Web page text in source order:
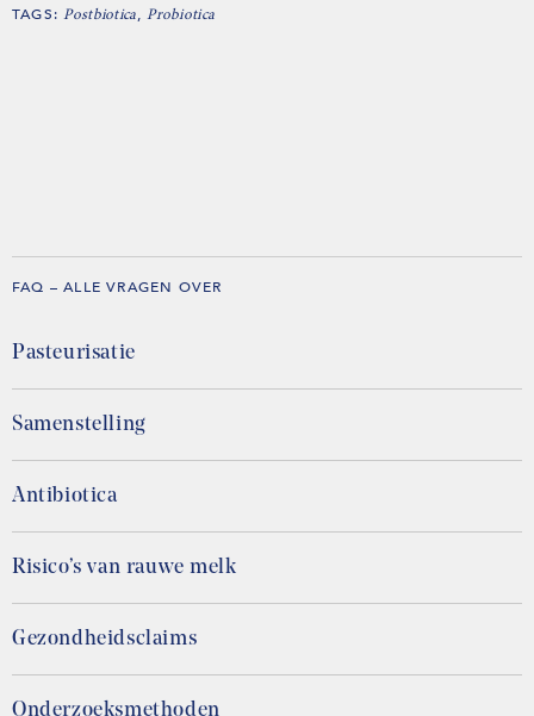
TAGS:Postbiotica,Probiotica
FAQ – ALLE VRAGEN OVER
Pasteurisatie
Samenstelling
Antibiotica
Risico’s van rauwe melk
Gezondheidsclaims
Onderzoeksmethoden